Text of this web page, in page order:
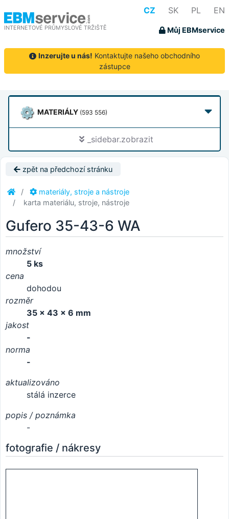
INTERNETOVÉ PRŮMYSLOVÉ TRŽIŠTĚ
CZ SK PL EN
Můj EBMservice
Inzerujte u nás! Kontaktujte našeho obchodního
zástupce
MATERIÁLY (593 556)
_sidebar.zobrazit
zpět na předchozí stránku
materiály, stroje a nástroje
karta materiálu, stroje, nástroje
Gufero 35-43-6 WA
množství
5 ks
cena
dohodou
rozměr
35 x 43 x 6 mm
jakost
-
norma
-
aktualizováno
stálá inzerce
popis / poznámka
-
fotografie / nákresy